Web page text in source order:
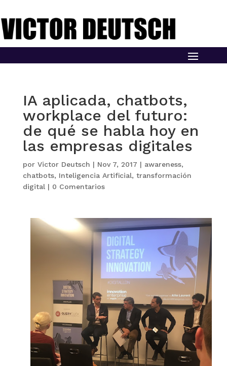
IA aplicada, chatbots,
workplace del futuro:
de qué se habla hoy en
las empresas digitales
por Victor Deutsch | Nov 7, 2017 | awareness,
chatbots, Inteligencia Artificial, transformación
digital| 0 Comentarios